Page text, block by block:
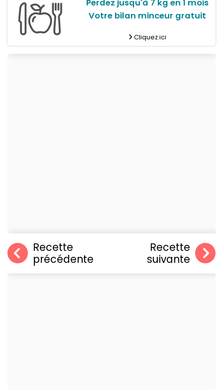
Perdez jusqu'à 7 kg en 1 mois
Votre bilan minceur gratuit
Cliquez ici
Recette
précédente
Recette
suivante